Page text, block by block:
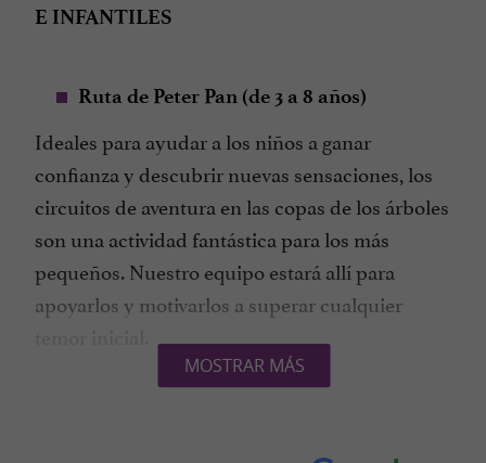
E INFANTILES
Ruta de Peter Pan (de 3 a 8 años)
Ideales para ayudar a los niños a ganar
confianza y descubrir nuevas sensaciones, los
circuitos de aventura en las copas de los árboles
son una actividad fantástica para los más
pequeños. Nuestro equipo estará allí para
apoyarlos y motivarlos a superar cualquier
MOSTRAR MÁS